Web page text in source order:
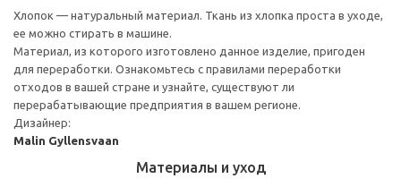
Хлопок — натуральный материал. Ткань из хлопка проста в уходе,
ее можно стирать в машине.
Материал, из которого изготовлено данное изделие, пригоден
для переработки. Ознакомьтесь с правилами переработки
отходов в вашей стране и узнайте, существуют ли
перерабатывающие предприятия в вашем регионе.
Дизайнер:
Malin Gyllensvaan
Материалы и уход